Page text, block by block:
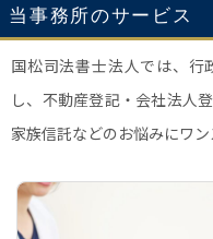
当事務所のサービス
国松司法書士法人では、
し、不動産登記・会社法人
家族信託などのお悩みにワン